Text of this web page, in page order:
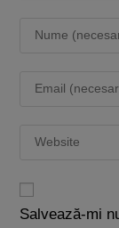
Salvează-mi